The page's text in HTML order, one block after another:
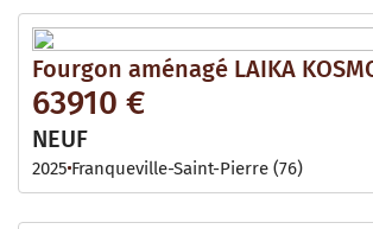
Fourgon aménagé LAIKA
63910 €
NEUF
2025 Franqueville-Saint-Pierre (76)